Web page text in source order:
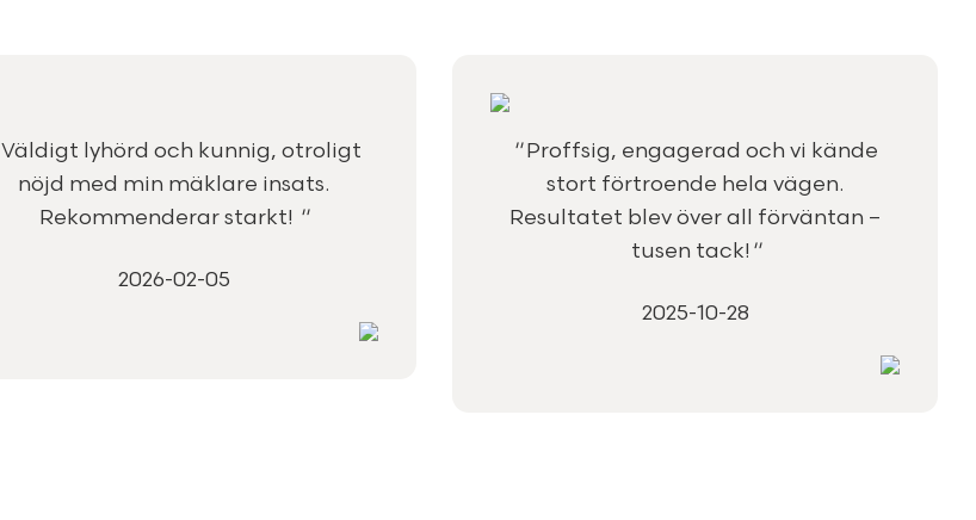
Väldigt lyhörd och kunnig, otroligt
nöjd med min mäklare insats.
Rekommenderar starkt! "
2026-02-05
" Proffsig, engagerad och vi kände
stort förtroende hela vägen.
Resultatet blev över all förväntan –
tusen tack! "
2025-10-28